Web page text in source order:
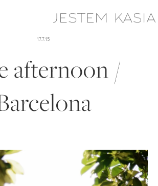
17.7.15
afternoon /